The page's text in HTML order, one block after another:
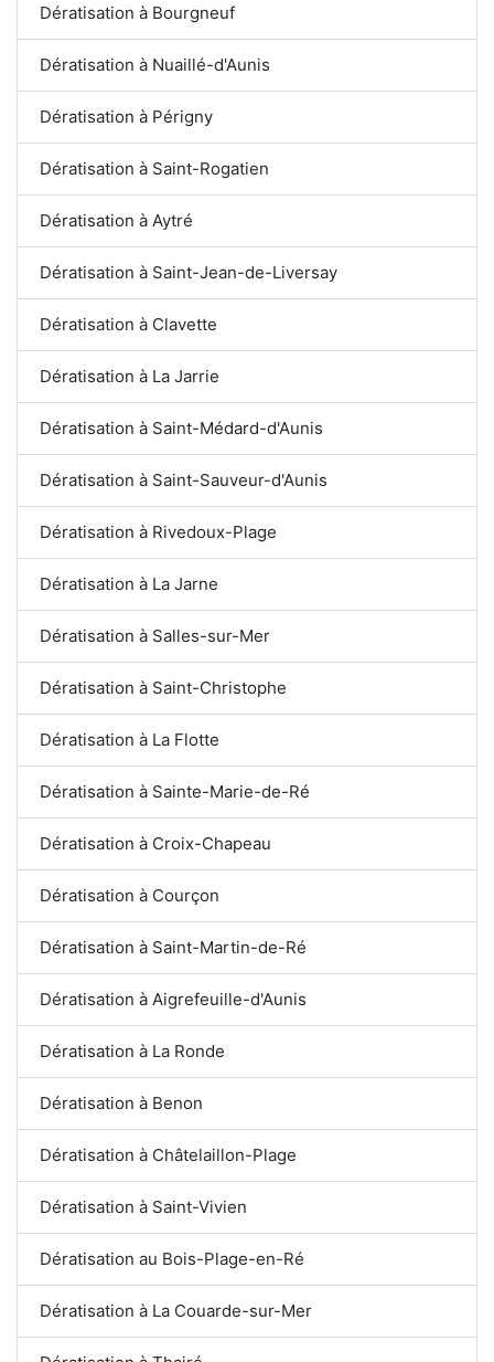
Dératisation à Bourgneuf
Dératisation à Nuaillé-d'Aunis
Dératisation à Périgny
Dératisation à Saint-Rogatien
Dératisation à Aytré
Dératisation à Saint-Jean-de-Liversay
Dératisation à Clavette
Dératisation à La Jarrie
Dératisation à Saint-Médard-d'Aunis
Dératisation à Saint-Sauveur-d'Aunis
Dératisation à Rivedoux-Plage
Dératisation à La Jarne
Dératisation à Salles-sur-Mer
Dératisation à Saint-Christophe
Dératisation à La Flotte
Dératisation à Sainte-Marie-de-Ré
Dératisation à Croix-Chapeau
Dératisation à Courçon
Dératisation à Saint-Martin-de-Ré
Dératisation à Aigrefeuille-d'Aunis
Dératisation à La Ronde
Dératisation à Benon
Dératisation à Châtelaillon-Plage
Dératisation à Saint-Vivien
Dératisation au Bois-Plage-en-Ré
Dératisation à La Couarde-sur-Mer